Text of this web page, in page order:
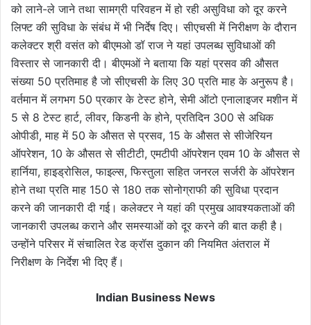
को लाने-ले जाने तथा सामग्री परिवहन में हो रही असुविधा को दूर करने
लिफ्ट की सुविधा के संबंध में भी निर्देष दिए। सीएचसी में निरीक्षण के दौरान
कलेक्टर श्री वसंत को बीएमओ डॉ राज ने यहां उपलब्ध सुविधाओं की
विस्तार से जानकारी दी। बीएमओं ने बताया कि यहां प्रसव की औसत
संख्या 50 प्रतिमाह है जो सीएचसी के लिए 30 प्रति माह के अनुरूप है।
वर्तमान में लगभग 50 प्रकार के टेस्ट होने, सेमी ऑटो एनालाइजर मशीन में
5 से 8 टेस्ट हार्ट, लीवर, किडनी के होने, प्रतिदिन 300 से अधिक
ओपीडी, माह में 50 के औसत से प्रसव, 15 के औसत से सीजेरियन
ऑपरेशन, 10 के औसत से सीटीटी, एमटीपी ऑपरेशन एवम 10 के औसत से
हार्निया, हाइड्रोसिल, फाइल्स, फिस्तुला सहित जनरल सर्जरी के ऑपरेशन
होने तथा प्रति माह 150 से 180 तक सोनोग्राफी की सुविधा प्रदान
करने की जानकारी दी गई। कलेक्टर ने यहां की प्रमुख आवश्यकताओं की
जानकारी उपलब्ध कराने और समस्याओं को दूर करने की बात कही है।
उन्होंने परिसर में संचालित रेड क्रॉस दुकान की नियमित अंतराल में
निरीक्षण के निर्देश भी दिए हैं।
Indian Business News